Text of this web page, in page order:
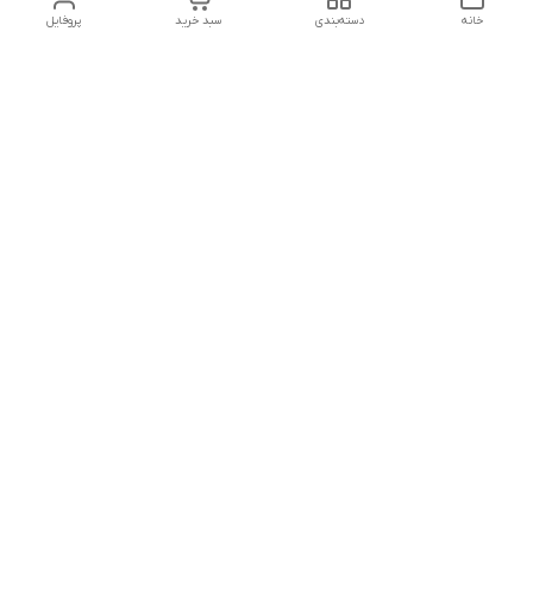
پروفایل سبد خرید دسته‌بندی خانه